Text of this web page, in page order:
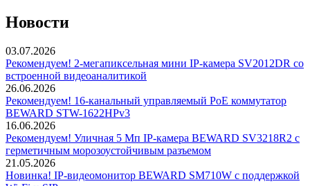
Новости
03.07.2026
Рекомендуем! 2-мегапиксельная мини IP-камера SV2012DR со
встроенной видеоаналитикой
26.06.2026
Рекомендуем! 16-канальный управляемый PoE коммутатор
BEWARD STW-1622HPv3
16.06.2026
Рекомендуем! Уличная 5 Мп IP-камера BEWARD SV3218R2 с
герметичным морозоустойчивым разъемом
21.05.2026
Новинка! IP-видеомонитор BEWARD SM710W с поддержкой